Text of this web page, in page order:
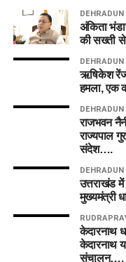
DEHRADUN
अंकिता
की सख्ती
DEHRADUN
ऋषिकेश रेंज
हमला, एक
DEHRADUN
राजभवन
राज्यपाल
संदेश….
DEHRADUN
उत्तराखंड
मुख्यमंत्री
केदारनाथ
केदारनाथ
संचालन….